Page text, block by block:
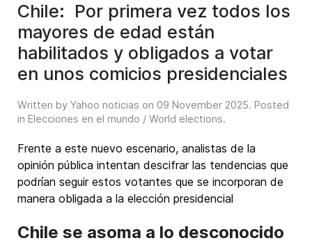
Chile: Por primera vez todos los
mayores de edad están
habilitados y obligados a votar
en unos comicios presidenciales
Written by Yahoo noticias on 09 November 2025. Posted
in Elecciones en el mundo / World elections.
Frente a este nuevo escenario, analistas de la
opinión pública intentan descifrar las tendencias que
podrían seguir estos votantes que se incorporan de
manera obligada a la elección presidencial
Chile se asoma a lo desconocido